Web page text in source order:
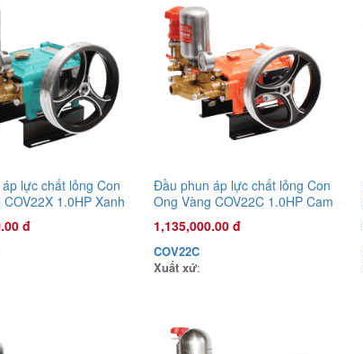
lực chất lỏng Con
1.0HP Xanh
đ
Đầu phun áp lực chất lỏng Con
Ong Vàng COV22C 1.0HP Cam
1,135,000.00 đ
COV22C
Xuất xứ: